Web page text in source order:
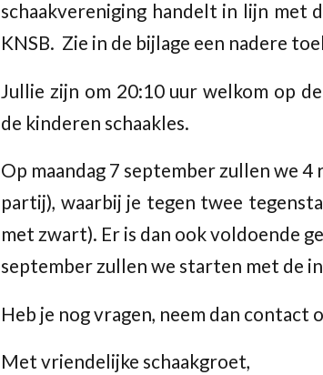
schaakvereniging handelt in lijn met
KNSB. Zie in de bijlage een nadere
Jullie zijn om 20:10 uur welkom op
de kinderen schaakles.
Op maandag 7 september zullen we
partij), waarbij je tegen twee
met zwart). Er is dan ook voldoende
september zullen we starten met de
Heb je nog vragen, neem dan contact
Met vriendelijke schaakgroet,